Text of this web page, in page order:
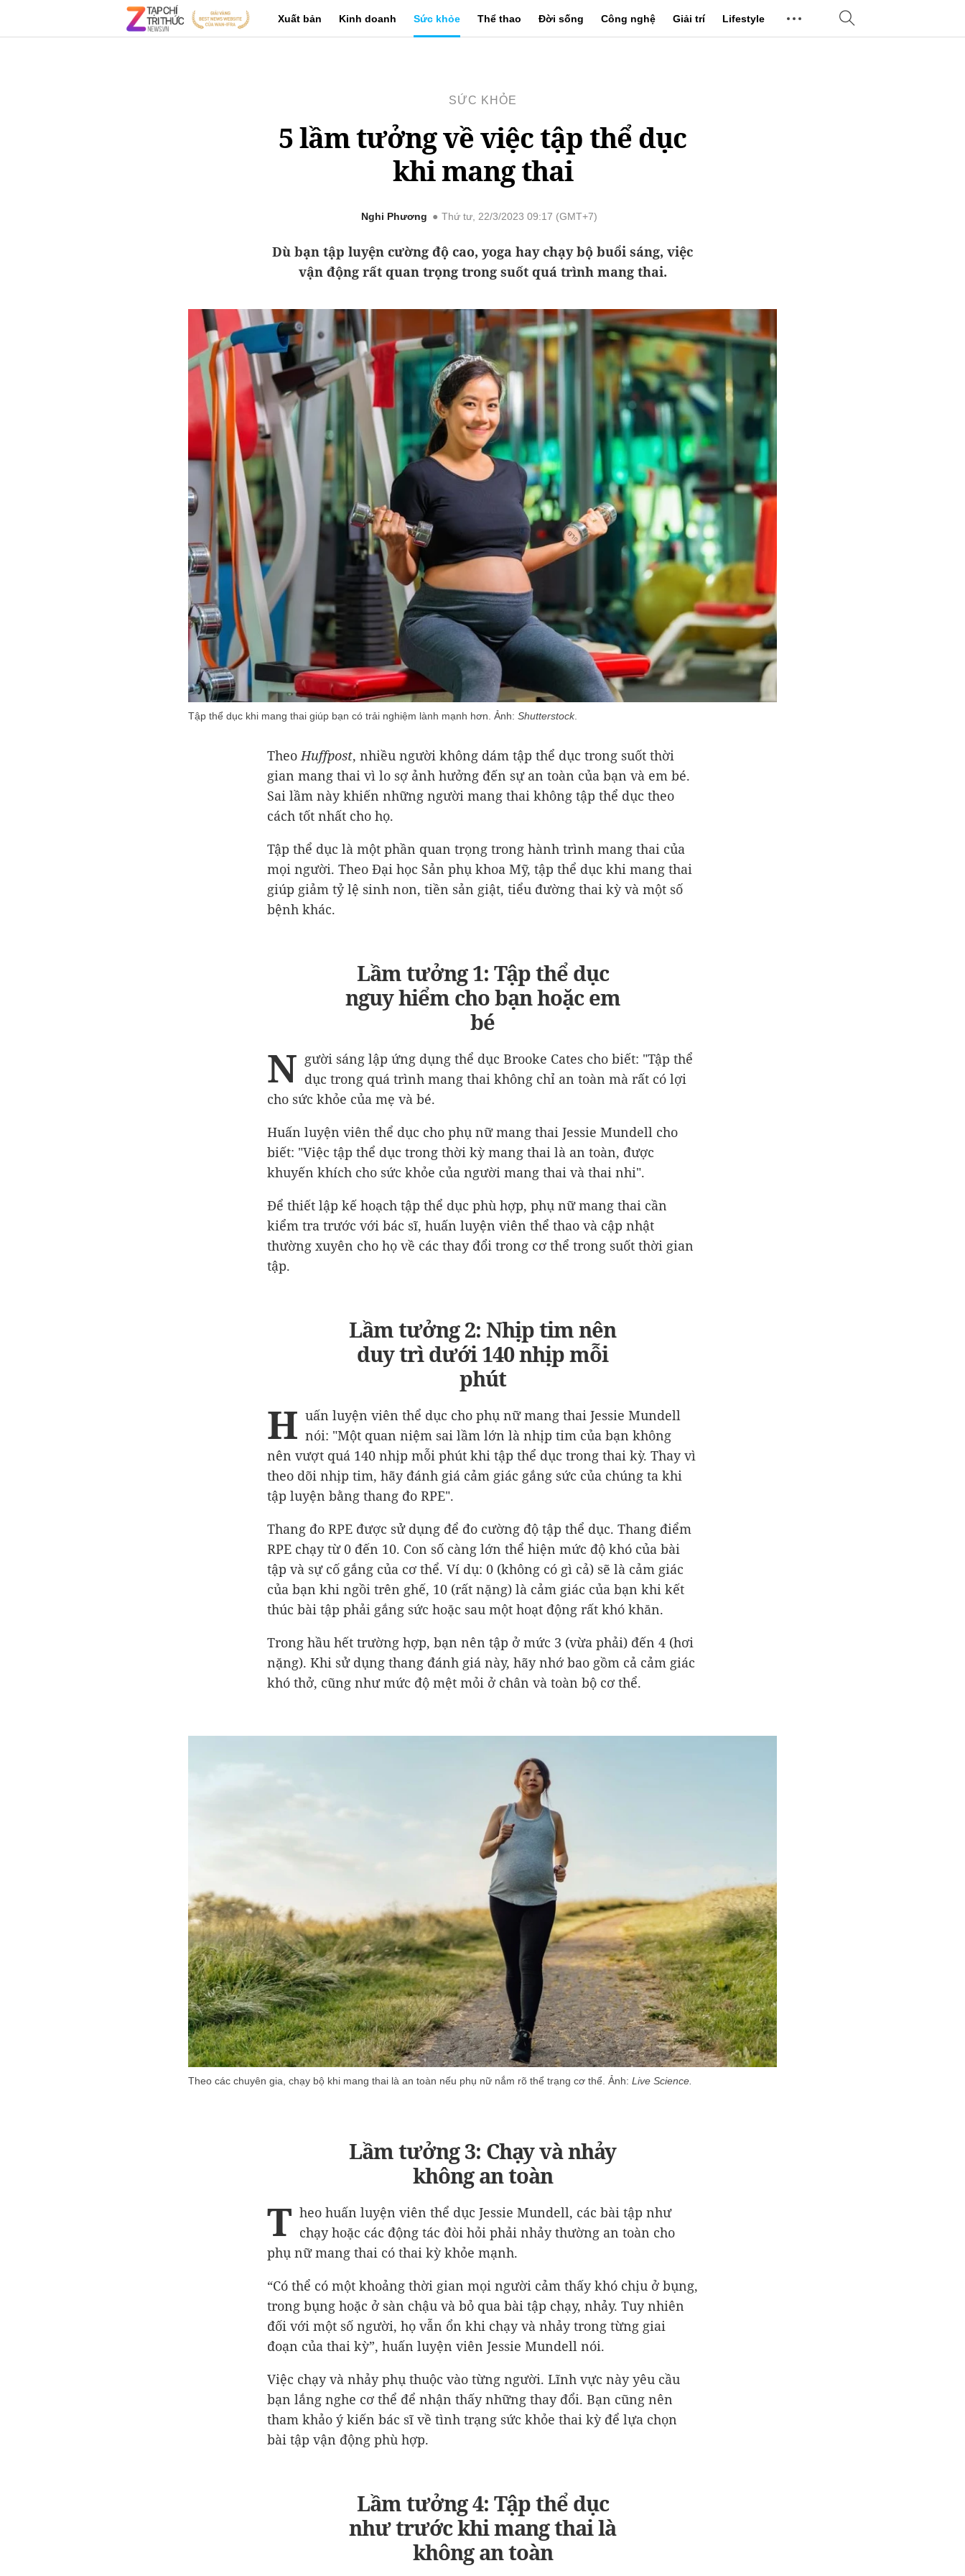
Xuất bản Kinh doanh Sức khỏe Thể thao Đời sống Công nghệ Giải trí Lifestyle
SỨC KHỎE
5 lầm tưởng về việc tập thể dục
khi mang thai
Nghi Phương Thứ tư, 22/3/2023 09:17 (GMT+7)
Dù bạn tập luyện cường độ cao, yoga hay chạy bộ buổi sáng, việc
vận động rất quan trọng trong suốt quá trình mang thai.
Tập thể dục khi mang thai giúp bạn có trải nghiệm lành mạnh hơn. Ảnh: Shutterstock.
TheoHuffpost, nhiều người không dám tập thể dục trong suốt thời
gian mang thai vì lo sợ ảnh hưởng đến sự an toàn của bạn và em bé.
Sai lầm này khiến những người mang thai không tập thể dục theo
cách tốt nhất cho họ.
Tập thể dục là một phần quan trọng trong hành trình mang thai của
mọi người. Theo Đại học Sản phụ khoa Mỹ, tập thể dục khi mang thai
giúp giảm tỷ lệ sinh non, tiền sản giật, tiểu đường thai kỳ và một số
bệnh khác.
Lầm tưởng 1: Tập thể dục
nguy hiểm cho bạn hoặc em
bé
N gười sáng lập ứng dụng thể dục Brooke Cates cho biết: "Tập thể
dục trong quá trình mang thai không chỉ an toàn mà rất có lợi
cho sức khỏe của mẹ và bé.
Huấn luyện viên thể dục cho phụ nữ mang thai Jessie Mundell cho
biết: "Việc tập thể dục trong thời kỳ mang thai là an toàn, được
khuyến khích cho sức khỏe của người mang thai và thai nhi".
Để thiết lập kế hoạch tập thể dục phù hợp, phụ nữ mang thai cần
kiểm tra trước với bác sĩ, huấn luyện viên thể thao và cập nhật
thường xuyên cho họ về các thay đổi trong cơ thể trong suốt thời gian
tập.
Lầm tưởng 2: Nhịp tim nên
duy trì dưới 140 nhịp mỗi
phút
H uấn luyện viên thể dục cho phụ nữ mang thai Jessie Mundell
nói: "Một quan niệm sai lầm lớn là nhịp tim của bạn không
nên vượt quá 140 nhịp mỗi phút khi tập thể dục trong thai kỳ. Thay vì
theo dõi nhịp tim, hãy đánh giá cảm giác gắng sức của chúng ta khi
tập luyện bằng thang đo RPE".
Thang đo RPE được sử dụng để đo cường độ tập thể dục. Thang điểm
RPE chạy từ 0 đến 10. Con số càng lớn thể hiện mức độ khó của bài
tập và sự cố gắng của cơ thể. Ví dụ: 0 (không có gì cả) sẽ là cảm giác
của bạn khi ngồi trên ghế, 10 (rất nặng) là cảm giác của bạn khi kết
thúc bài tập phải gắng sức hoặc sau một hoạt động rất khó khăn.
Trong hầu hết trường hợp, bạn nên tập ở mức 3 (vừa phải) đến 4 (hơi
nặng). Khi sử dụng thang đánh giá này, hãy nhớ bao gồm cả cảm giác
khó thở, cũng như mức độ mệt mỏi ở chân và toàn bộ cơ thể.
Theo các chuyên gia, chạy bộ khi mang thai là an toàn nếu phụ nữ nắm rõ thể trạng cơ thể. Ảnh: Live Science.
Lầm tưởng 3: Chạy và nhảy
không an toàn
T heo huấn luyện viên thể dục Jessie Mundell, các bài tập như
chạy hoặc các động tác đòi hỏi phải nhảy thường an toàn cho
phụ nữ mang thai có thai kỳ khỏe mạnh.
“Có thể có một khoảng thời gian mọi người cảm thấy khó chịu ở bụng,
trong bụng hoặc ở sàn chậu và bỏ qua bài tập chạy, nhảy. Tuy nhiên
đối với một số người, họ vẫn ổn khi chạy và nhảy trong từng giai
đoạn của thai kỳ”, huấn luyện viên Jessie Mundell nói.
Việc chạy và nhảy phụ thuộc vào từng người. Lĩnh vực này yêu cầu
bạn lắng nghe cơ thể để nhận thấy những thay đổi. Bạn cũng nên
tham khảo ý kiến bác sĩ về tình trạng sức khỏe thai kỳ để lựa chọn
bài tập vận động phù hợp.
Lầm tưởng 4: Tập thể dục
như trước khi mang thai là
không an toàn